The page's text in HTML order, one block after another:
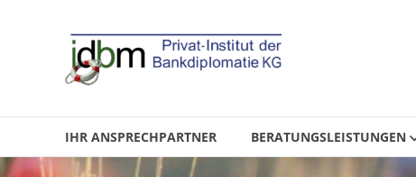
IHR ANSPRECHPARTNER BERATUNGSLEISTUNGEN